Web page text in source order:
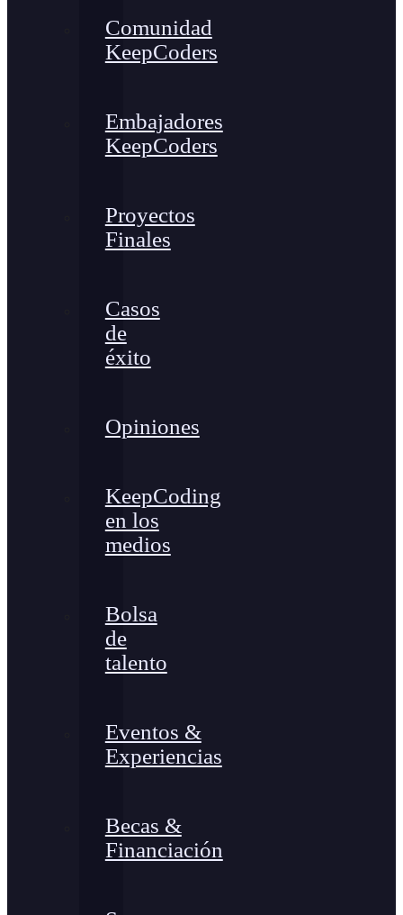
Comunidad
KeepCoders
Embajadores
KeepCoders
Proyectos
Finales
Casos
de
éxito
Opiniones
KeepCoding
en los
medios
Bolsa
de
talento
Eventos &
Experiencias
Becas &
Financiación